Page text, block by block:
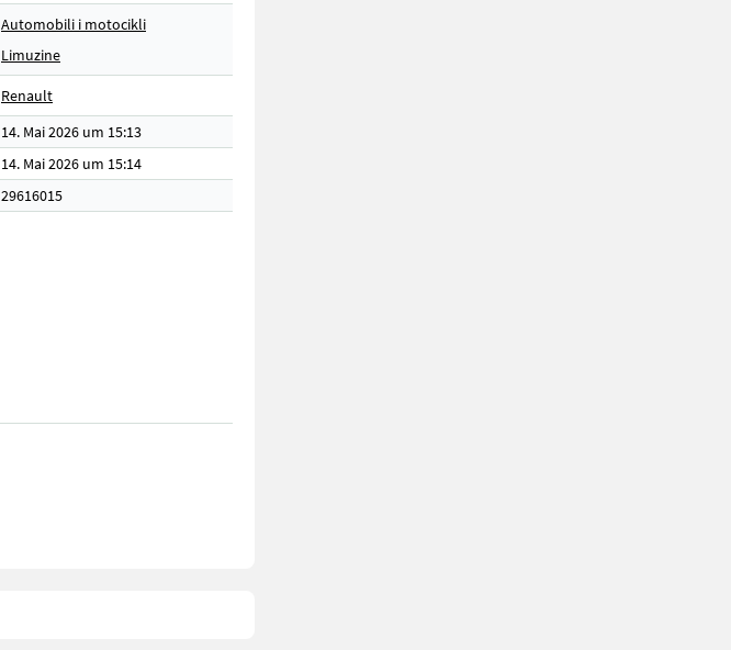
Automobili i motocikli
Limuzine
Renault
14. Mai 2026 um 15:13
14. Mai 2026 um 15:14
29616015